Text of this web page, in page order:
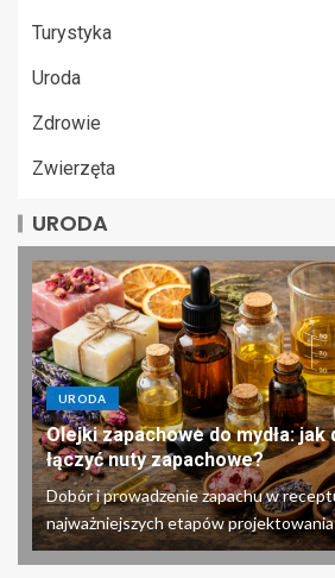
Turystyka
Uroda
Zdrowie
Zwierzęta
URODA
URODA
Olejki zapachowe do mydła: jak
łączyć nuty zapachowe?
Dobór i prowadzenie zapachu w
najważniejszych etapów